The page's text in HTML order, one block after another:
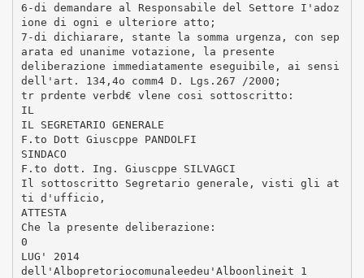
6-di demandare al Responsabile del Settore I'adoz
ione di ogni e ulteriore atto;
7-di dichiarare, stante la somma urgenza, con sep
arata ed unanime votazione, la presente
deliberazione immediatamente eseguibile, ai sensi
dell'art. 134,4o comm4 D. Lgs.267 /2000;
tr prdente verbd€ vlene cosi sottoscritto:
IL
IL SEGRETARIO GENERALE
F.to Dott Giuscppe PANDOLFI
SINDACO
F.to dott. Ing. Giuscppe SILVAGCI
Il sottoscritto Segretario generale, visti gli at
ti d'ufficio,
ATTESTA
Che la presente deliberazione:
0
LUG' 2014
dell'Albopretoriocomunaleedeu'Alboonlineit 1